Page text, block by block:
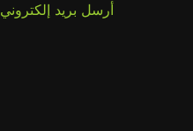
أرسل بريد إلكتروني